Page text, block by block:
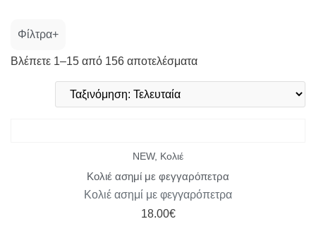
Φίλτρα
Κατηγορία
Βλέπετε 1–15 από 156 αποτελέσματα
NEW, Κολιέ
Κολιέ ασημί με φεγγαρόπετρα
Κολιέ ασημί με φεγγαρόπετρα
18.00€